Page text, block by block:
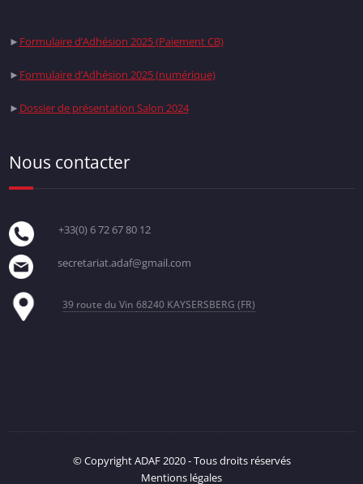
► Formulaire d’Adhésion 2025 (Paiement CB)
► Formulaire d’Adhésion 2025 (numérique)
► Dossier de présentation Salon 2024
Nous contacter
+33(0) 6 72 67 80 12
secretariat.adaf@gmail.com
39 route du Vin 68240 KAYSERSBERG (FR)
© Copyright ADAF 2020 - Tous droits réservés
Mentions légales